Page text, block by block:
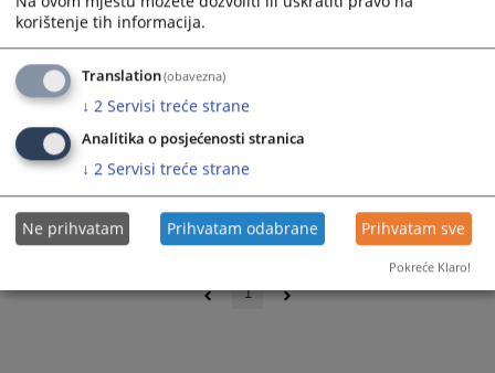
1
korištenje tih informacija.
Translation(obavezna)
↓ 2 Servisi treće strane
Analitika o posjećenosti stranica
↓ 2 Servisi treće strane
Ne prihvatam Prihvatam odabrane Prihvatam sve
Pokreće Klaro!